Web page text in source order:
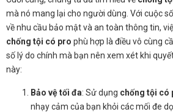
mà nó mang lại cho người dùng. Với cuộc
về nhu cầu bảo mật và an toàn thông tin,
chống tội có pro phù hợp là điều vô cùng
số lý do chính mà bạn nên xem xét khi
này:
Bảo vệ tối đa: Sử dụng chống tội có
nhạy cảm của bạn khỏi các mối đe